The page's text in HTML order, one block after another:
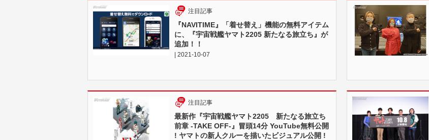
注目記事
『NAVITIME』「着せ替え」機能の無料アイテム
に、『宇宙戦艦ヤマト2205 新たなる旅立ち』が
追加！！
| 2021-10-07
注目記事
最新作『宇宙戦艦ヤマト2205 新たなる旅立ち
前章 -TAKE OFF-』冒頭14分 YouTube無料公開
! ヤマトの新人クルーを描いたビジュアル公開 !